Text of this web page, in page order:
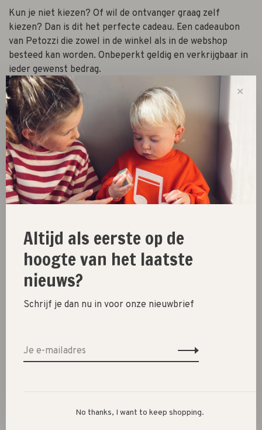
Kun je niet kiezen? Of wil de ontvanger graag zelf
kiezen? Dan is dit het perfecte cadeau. Een cadeaubon
van Petozzi die zowel in de winkel als in de webshop
besteed kan worden. Onbeperkt geldig en verkrijgbaar in
ieder gewenst bedrag.
Aantal: -
Toevoegen aan winkelwagen
Size guide
New
Kleding
✕
Altijd als eerste op de
hoogte van het laatste
nieuws?
Schrijf je dan nu in voor onze nieuwbrief
No thanks, I want to keep shopping.